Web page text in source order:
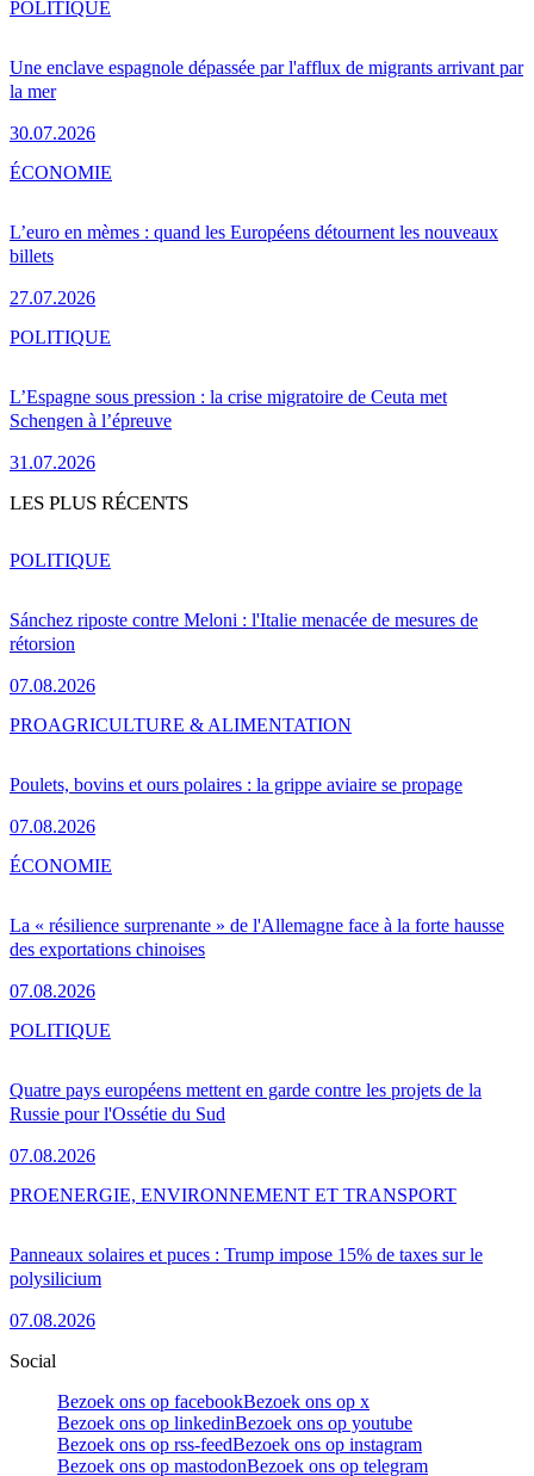
Une enclave espagnole dépassée par l'afflux de migrants arrivant par
la mer
30.07.2026
POLITIQUE
L’euro en mèmes : quand les Européens détournent les nouveaux
billets
27.07.2026
ÉCONOMIE
L’Espagne sous pression : la crise migratoire de Ceuta met
Schengen à l’épreuve
31.07.2026
POLITIQUE
LES PLUS RÉCENTS
Sánchez riposte contre Meloni : l'Italie menacée de mesures de
rétorsion
07.08.2026
POLITIQUE
Poulets, bovins et ours polaires : la grippe aviaire se propage
07.08.2026
PROAGRICULTURE & ALIMENTATION
La « résilience surprenante » de l'Allemagne face à la forte hausse
des exportations chinoises
07.08.2026
ÉCONOMIE
Quatre pays européens mettent en garde contre les projets de la
Russie pour l'Ossétie du Sud
07.08.2026
POLITIQUE
Panneaux solaires et puces : Trump impose 15% de taxes sur le
polysilicium
07.08.2026
PROENERGIE, ENVIRONNEMENT ET TRANSPORT
Social
Bezoek ons op facebookBezoek ons op x
Bezoek ons op linkedinBezoek ons op youtube
Bezoek ons op rss-feedBezoek ons op instagram
Bezoek ons op mastodonBezoek ons op telegram